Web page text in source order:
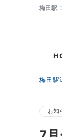
梅田駅
梅田駅
お知